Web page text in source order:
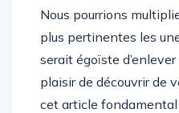
Nous pourrions
plus pertinentes les
serait égoïste
plaisir de découvrir de
cet article fondamental